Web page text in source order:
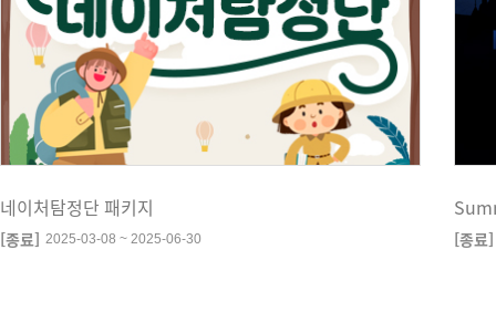
네이처탐정단 패키지
[종료] 2025-03-08 ~ 2025-06-30 [종료]